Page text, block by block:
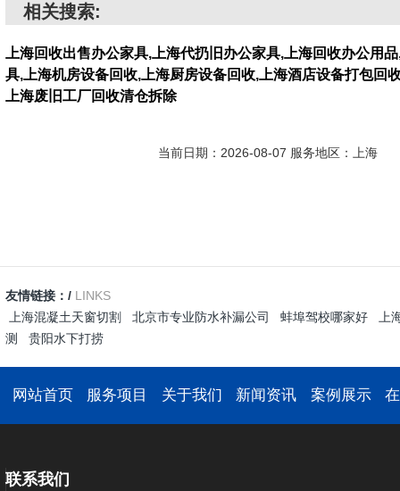
相关搜索:
上海回收出售办公家具,上海代扔旧办公家具,上海回收办公用
具,上海机房设备回收,上海厨房设备回收,上海酒店设备打包回
上海废旧工厂回收清仓拆除
当前日期：2026-08-07 服务地区：上海
友情链接：/ LINKS
上海混凝土天窗切割
北京市专业防水补漏公司 蚌埠驾校哪家好
上
测
贵阳水下打捞
网站首页 服务项目 关于我们 新闻资讯 案例展示
联系我们